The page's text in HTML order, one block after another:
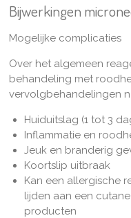
Bijwerkingen
Mogelijke complicaties
Over het algemeen
behandeling met
vervolgbehandelingen
Huiduitslag (1 tot 3
Inflammatie en
Jeuk en branderig
Koortslip uitbraak
Kan een allergische
lijden aan een
producten